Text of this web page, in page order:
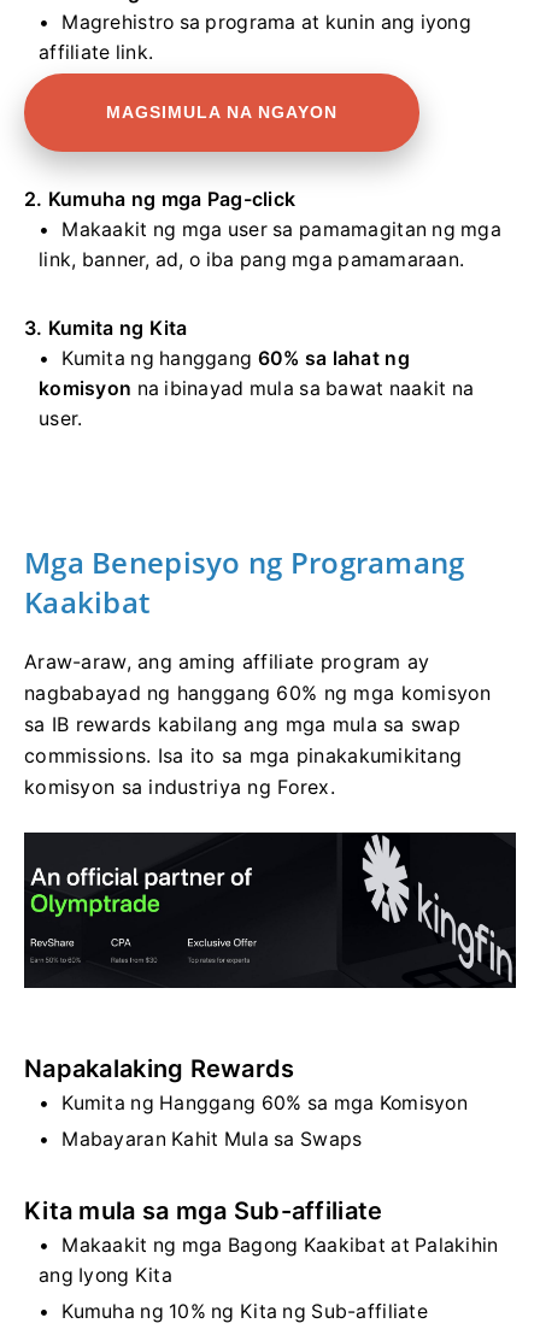
Magrehistro sa programa at kunin ang iyong
affiliate link.
MAGSIMULA NA NGAYON
2. Kumuha ng mga Pag-click
Makaakit ng mga user sa pamamagitan ng mga
link, banner, ad, o iba pang mga pamamaraan.
3. Kumita ng Kita
Kumita ng hanggang 60% sa lahat ng
komisyon na ibinayad mula sa bawat naakit na
user.
Mga Benepisyo ng Programang
Kaakibat
Araw-araw, ang aming affiliate program ay
nagbabayad ng hanggang 60% ng mga komisyon
sa IB rewards kabilang ang mga mula sa swap
commissions. Isa ito sa mga pinakakumikitang
komisyon sa industriya ng Forex.
Napakalaking Rewards
Kumita ng Hanggang 60% sa mga Komisyon
Mabayaran Kahit Mula sa Swaps
Kita mula sa mga Sub-affiliate
Makaakit ng mga Bagong Kaakibat at Palakihin
ang Iyong Kita
Kumuha ng 10% ng Kita ng Sub-affiliate